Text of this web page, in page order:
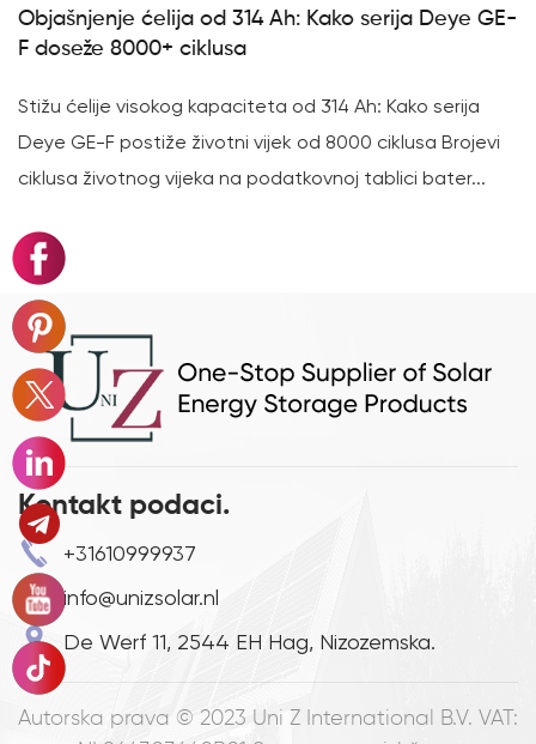
Objašnjenje ćelija od 314 Ah: Kako serija Deye GE-
F doseže 8000+ ciklusa
Stižu ćelije visokog kapaciteta od 314 Ah: Kako serija
Deye GE-F postiže životni vijek od 8000 ciklusa Brojevi
ciklusa životnog vijeka na podatkovnoj tablici bater...
Kontakt podaci.
+31610999937
info@unizsolar.nl
De Werf 11, 2544 EH Hag, Nizozemska.
Autorska prava © 2023 Uni Z International B.V. VAT: